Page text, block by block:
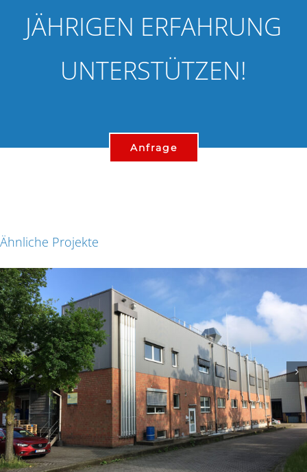
JÄHRIGEN ERFAHRUNG
UNTERSTÜTZEN!
Anfrage
Ähnliche Projekte